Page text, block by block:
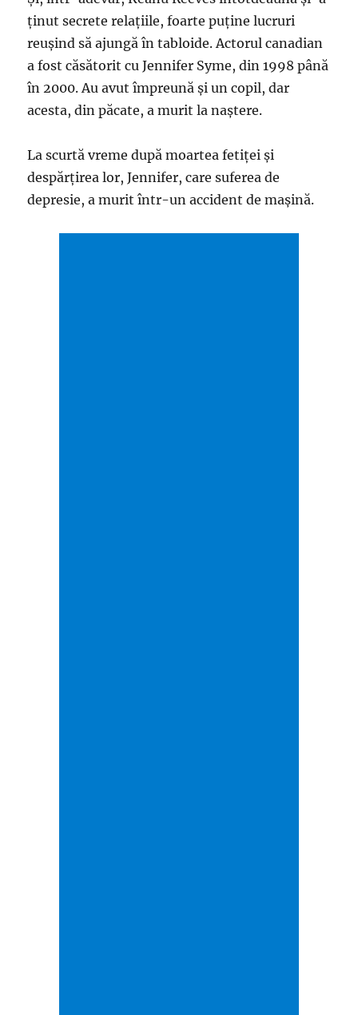
ținut secrete relațiile, foarte puține lucruri
reușind să ajungă în tabloide. Actorul canadian
a fost căsătorit cu Jennifer Syme, din 1998 până
în 2000. Au avut împreună și un copil, dar
acesta, din păcate, a murit la naștere.
La scurtă vreme după moartea fetiței și
despărțirea lor, Jennifer, care suferea de
depresie, a murit într-un accident de mașină.